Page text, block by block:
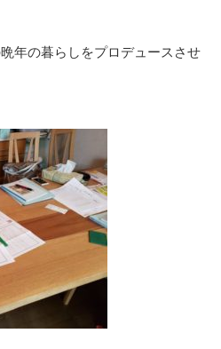
年の暮らしをプロデュースさせ